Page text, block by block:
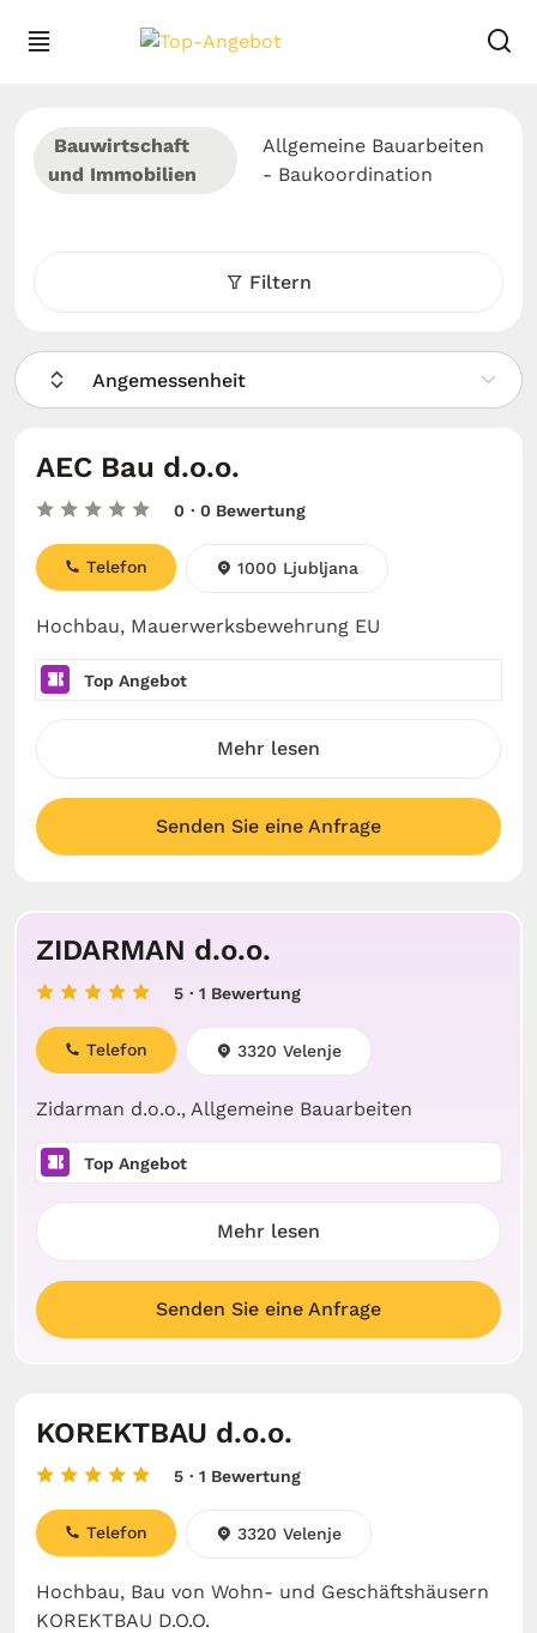
Bauwirtschaft
und Immobilien
Allgemeine Bauarbeiten
- Baukoordination
Filtern
Angemessenheit
AEC Bau d.o.o.
0 · 0 Bewertung
Hochbau, Mauerwerksbewehrung EU
Telefon 1000 Ljubljana
Top Angebot
Mehr lesen
Senden Sie eine Anfrage
ZIDARMAN d.o.o.
5 · 1 Bewertung
Zidarman d.o.o., Allgemeine Bauarbeiten
Telefon 3320 Velenje
Top Angebot
Mehr lesen
Senden Sie eine Anfrage
KOREKTBAU d.o.o.
5 · 1 Bewertung
Hochbau, Bau von Wohn- und Geschäftshäusern
KOREKTBAU D.O.O.
Telefon 3320 Velenje